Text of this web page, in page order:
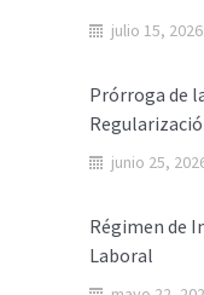
julio 15, 2026
Prórroga de
junio 25,
Régimen de
Laboral